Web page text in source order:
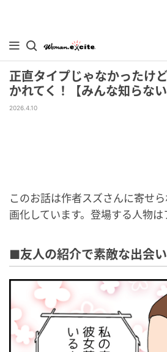
正直タイプじゃなかったけ
かれてく！【みんな知らない
2026.4.10
このお話は作者スズさんに寄せ
画化しています。登場する人物は
■友人の紹介で素敵な出会